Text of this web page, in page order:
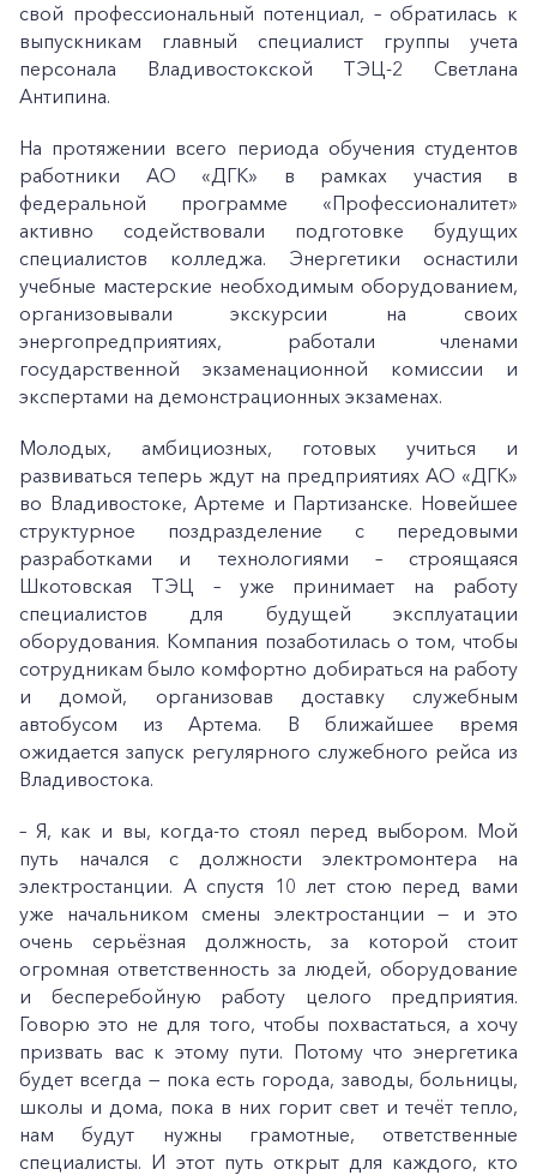
свой профессиональный потенциал, – обратилась к
выпускникам главный специалист группы учета
персонала Владивостокской ТЭЦ-2 Светлана
Антипина.
На протяжении всего периода обучения студентов
работники АО «ДГК» в рамках участия в
федеральной программе «Профессионалитет»
активно содействовали подготовке будущих
специалистов колледжа. Энергетики оснастили
учебные мастерские необходимым оборудованием,
организовывали экскурсии на своих
энергопредприятиях, работали членами
государственной экзаменационной комиссии и
экспертами на демонстрационных экзаменах.
Молодых, амбициозных, готовых учиться и
развиваться теперь ждут на предприятиях АО «ДГК»
во Владивостоке, Артеме и Партизанске. Новейшее
структурное поздразделение с передовыми
разработками и технологиями – строящаяся
Шкотовская ТЭЦ – уже принимает на работу
специалистов для будущей эксплуатации
оборудования. Компания позаботилась о том, чтобы
сотрудникам было комфортно добираться на работу
и домой, организовав доставку служебным
автобусом из Артема. В ближайшее время
ожидается запуск регулярного служебного рейса из
Владивостока.
– Я, как и вы, когда-то стоял перед выбором. Мой
путь начался с должности электромонтера на
электростанции. А спустя 10 лет стою перед вами
уже начальником смены электростанции — и это
очень серьёзная должность, за которой стоит
огромная ответственность за людей, оборудование
и бесперебойную работу целого предприятия.
Говорю это не для того, чтобы похвастаться, а хочу
призвать вас к этому пути. Потому что энергетика
будет всегда — пока есть города, заводы, больницы,
школы и дома, пока в них горит свет и течёт тепло,
нам будут нужны грамотные, ответственные
специалисты. И этот путь открыт для каждого, кто